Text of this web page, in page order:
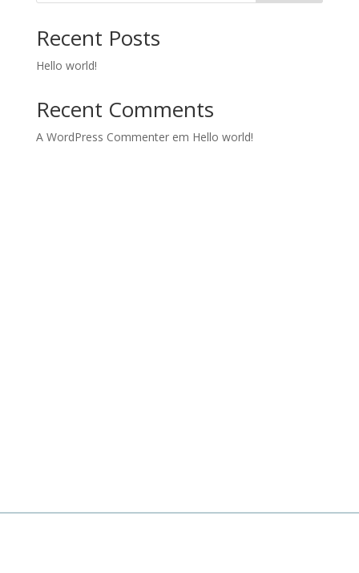
Recent Posts
Hello world!
Recent Comments
A WordPress Commenterem Hello world!